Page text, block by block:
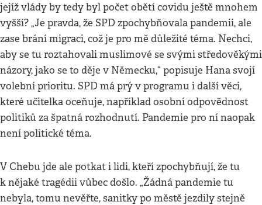
jejíž vlády by tedy byl počet obětí covidu ještě mnohem
vyšší? „Je pravda, že SPD zpochybňovala pandemii, ale
zase brání migraci, což je pro mě důležité téma. Nechci,
aby se tu roztahovali muslimové se svými středověkými
názory, jako se to děje v Německu,“ popisuje Hana svojí
volební prioritu. SPD má prý v programu i další věci,
které učitelka oceňuje, například osobní odpovědnost
politiků za špatná rozhodnutí. Pandemie pro ní naopak
není politické téma.
V Chebu jde ale potkat i lidi, kteří zpochybňují, že tu
k nějaké tragédii vůbec došlo. „Žádná pandemie tu
nebyla, tomu nevěřte, sanitky po městě jezdily stejně